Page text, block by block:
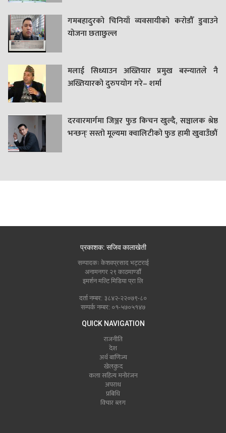
गमबहादुरकाे चिनियाँ व्यवसायीको करोडौँ डुवाउने
याेजना छताछुल्ल
मलाई सिध्याउन अख्तियार प्रमुख बस्न्यातले नै
अख्तियारको दुरुपयोग गरे– शर्मा
दरवारमार्गमा जिञ्जर फुड किचन खुल्दै, सञ्चालक श्रेष्ठ
भन्छन्ः सस्तो मूल्यमा क्वालिटीको फुड हामी खुवाउँछौं
प्रकाशक: सजिव कालाखेती
सम्पादकः केशवप्रसाद भट्टराई
अनामनगर २९ काठमाण्डौं
इमर्शन मल्टि मिडिया प्रा लि
दर्ता नम्बर: ३८४२-२२०७९-८०
सम्पर्क नम्बर: ०१-५७०५१४७
QUICK NAVIGATION
राजनीति
देश
अर्थ बाणिज्य
खेलकुद
कला सहित्य मनोरंजन
अपराध
प्रबिधि
विचार ब्लग